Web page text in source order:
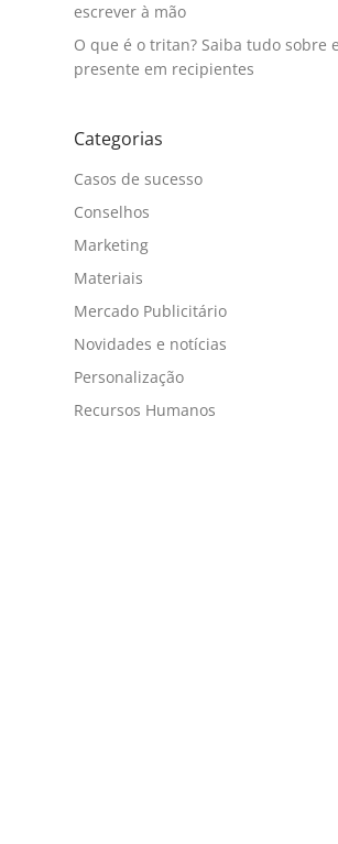
escrever à mão
O que é o tritan? Saiba tudo sobre
presente em recipientes
Categorias
Casos de sucesso
Conselhos
Marketing
Materiais
Mercado Publicitário
Novidades e notícias
Personalização
Recursos Humanos